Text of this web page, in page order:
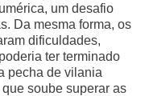
um desafio
Da mesma forma, os
dificuldades,
ter terminado
pecha de vilania
soube superar as